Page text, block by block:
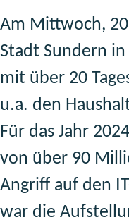
Am Mittwoch,
Stadt Sundern
mit über 20
u.a. den
Für das Jahr
von über 90
Angriff auf den
war die